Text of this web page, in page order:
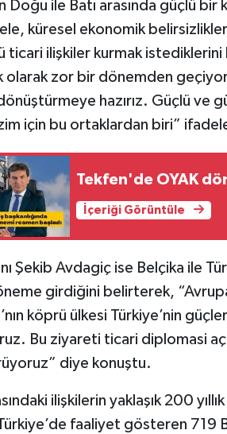
Doğu ile Batı arasında güçlü
küresel ekonomik
ticari ilişkiler kurmak
olarak zor bir dönemden
hazırız. Güçlü ve
için bu ortaklardan biri”
Tekfen'de OYAK
İçeriği Görüntüle
Şekib Avdagiç ise Belçika ile
girdiğini belirterek,
köprü ülkesi Türkiye’nin
Bu ziyareti ticari diplomasi
diye konuştu.
ilişkilerin yaklaşık 200
faaliyet gösteren 719